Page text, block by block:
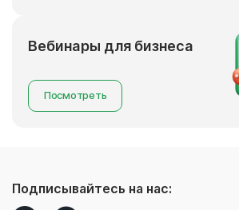
Вебинары для бизнеса
Посмотреть
Подписывайтесь на нас: